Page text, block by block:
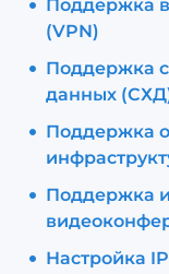
Поддержка
(VPN)
Поддержка
данных
Поддержка
Поддержка
Настройка